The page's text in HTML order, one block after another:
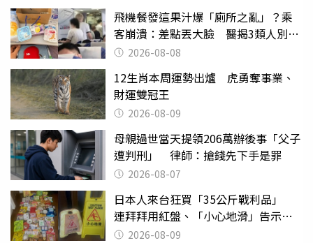
飛機餐發這果汁爆「廁所之亂」？乘
客崩潰：差點丟大臉 醫揭3類人別亂
喝 2026-08-08
12生肖本周運勢出爐 虎勇奪事業、
財運雙冠王
2026-08-09
母親過世當天提領206萬辦後事「父子
遭判刑」 律師：搶錢先下手是罪
2026-08-07
日本人來台狂買「35公斤戰利品」
連拜拜用紅盤、「小心地滑」告示牌
也帶回家
2026-08-09